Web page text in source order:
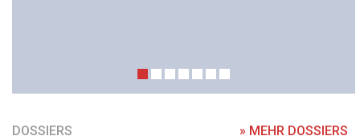
DOSSIERS » MEHR DOSSIERS